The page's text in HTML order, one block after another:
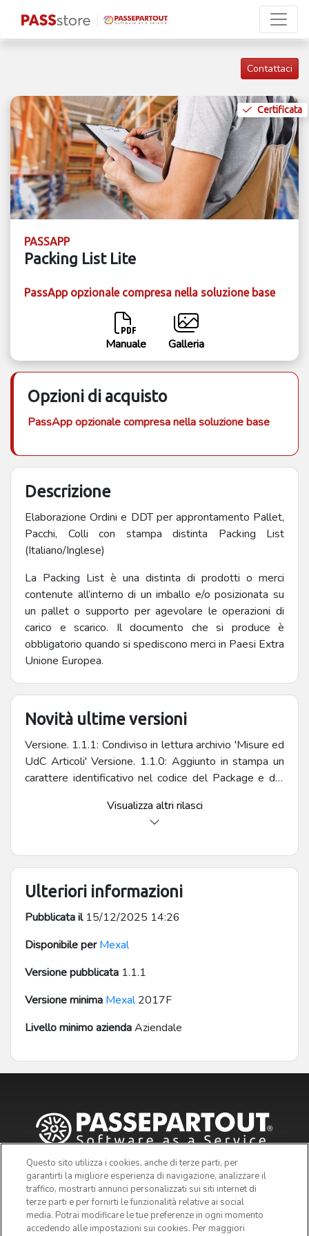
Contattaci
Certificata
PASSAPP
Packing List Lite
PassApp opzionale compresa nella soluzione base
Manuale Galleria
Opzioni di acquisto
PassApp opzionale compresa nella soluzione base
Descrizione
Elaborazione Ordini e DDT per approntamento Pallet,
Pacchi, Colli con stampa distinta Packing List
(Italiano/Inglese)
La Packing List è una distinta di prodotti o merci
contenute all’interno di un imballo e/o posizionata su
un pallet o supporto per agevolare le operazioni di
carico e scarico. Il documento che si produce è
obbligatorio quando si spediscono merci in Paesi Extra
Unione Europea.
Novità ultime versioni
Versione. 1.1.1: Condiviso in lettura archivio 'Misure ed
UdC Articoli' Versione. 1.1.0: Aggiunto in stampa un
carattere identificativo nel codice del Package e del
Visualizza altri rilasci
Ulteriori informazioni
Pubblicata il15/12/2025 14:26
Disponibile per Mexal
Versione pubblicata 1.1.1
Versione minima Mexal2017F
Livello minimo aziendaAziendale
Questo sito utilizza i cookies, anche di terze parti, per
garantirti la migliore esperienza di navigazione, analizzare il
traffico, mostrarti annunci personalizzati sui siti internet di
terze parti e per fornirti le funzionalità relative ai social
media. Potrai modificare le tue preferenze in ogni momento
accedendo alle impostazioni sui cookies. Per maggiori